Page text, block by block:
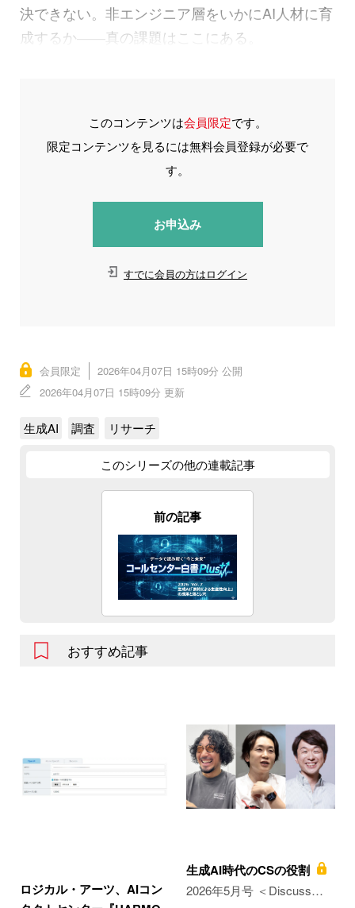
決できない。非エンジニア層をいかにAI人材に育
成するか――真の課題はここにある。
このコンテンツは会員限定です。
限定コンテンツを見るには無料会員登録が必要で
す。
お申込み
すでに会員の方はログイン
会員限定
2026年04月07日 15時09分 公開
2026年04月07日 15時09分 更新
生成AI 調査 リサーチ
このシリーズの他の連載記事
前の記事
おすすめ記事
ロジカル・アーツ、AIコン
生成AI時代のCSの役割
2026年5月号 ＜Discuss…